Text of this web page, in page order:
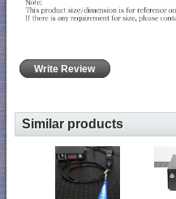
Write Review
Similar products